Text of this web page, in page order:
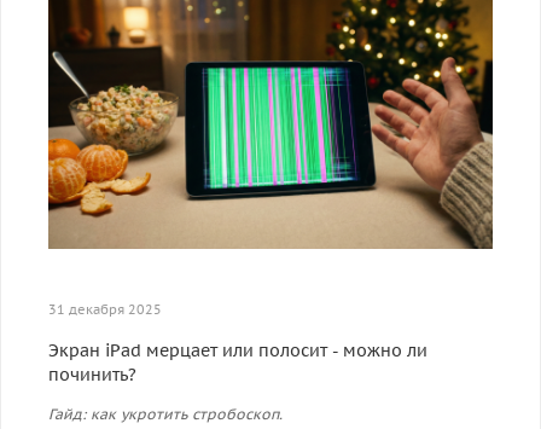
31 декабря 2025
Экран iPad мерцает или полосит - можно ли
починить?
Гайд: как укротить стробоскоп.